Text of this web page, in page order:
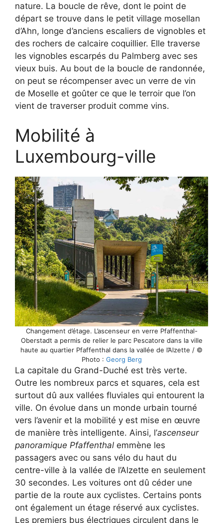
nature. La boucle de rêve, dont le point de
départ se trouve dans le petit village mosellan
d’Ahn, longe d’anciens escaliers de vignobles et
des rochers de calcaire coquillier. Elle traverse
les vignobles escarpés du Palmberg avec ses
vieux buis. Au bout de la boucle de randonnée,
on peut se récompenser avec un verre de vin
de Moselle et goûter ce que le terroir que l’on
vient de traverser produit comme vins.
Mobilité à
Luxembourg-ville
Changement d’étage. L’ascenseur en verre Pfaffenthal-
Oberstadt a permis de relier le parc Pescatore dans la ville
haute au quartier Pfaffenthal dans la vallée de l’Alzette / ©
Photo : Georg Berg
La capitale du Grand-Duché est très verte.
Outre les nombreux parcs et squares, cela est
surtout dû aux vallées fluviales qui entourent la
ville. On évolue dans un monde urbain tourné
vers l’avenir et la mobilité y est mise en œuvre
de manière très intelligente. Ainsi, l’ascenseur
panoramique Pfaffenthal emmène les
passagers avec ou sans vélo du haut du
centre-ville à la vallée de l’Alzette en seulement
30 secondes. Les voitures ont dû céder une
partie de la route aux cyclistes. Certains ponts
ont également un étage réservé aux cyclistes.
Les premiers bus électriques circulent dans le